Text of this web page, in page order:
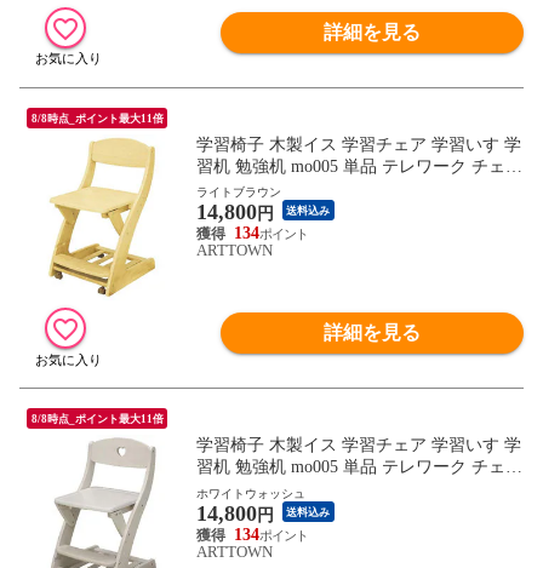
詳細を見る
8/8時点_ポイント最大11倍
学習椅子 木製イス 学習チェア 学習いす 学
習机 勉強机 mo005 単品 テレワーク チェア
/ ライトブラウン / -ART
ライトブラウン
14,800円 送料込み
134
ARTTOWN
詳細を見る
8/8時点_ポイント最大11倍
学習椅子 木製イス 学習チェア 学習いす 学
習机 勉強机 mo005 単品 テレワーク チェア
/ ホワイトウォッシュ / -ART
ホワイトウォッシュ
14,800円 送料込み
134
ARTTOWN